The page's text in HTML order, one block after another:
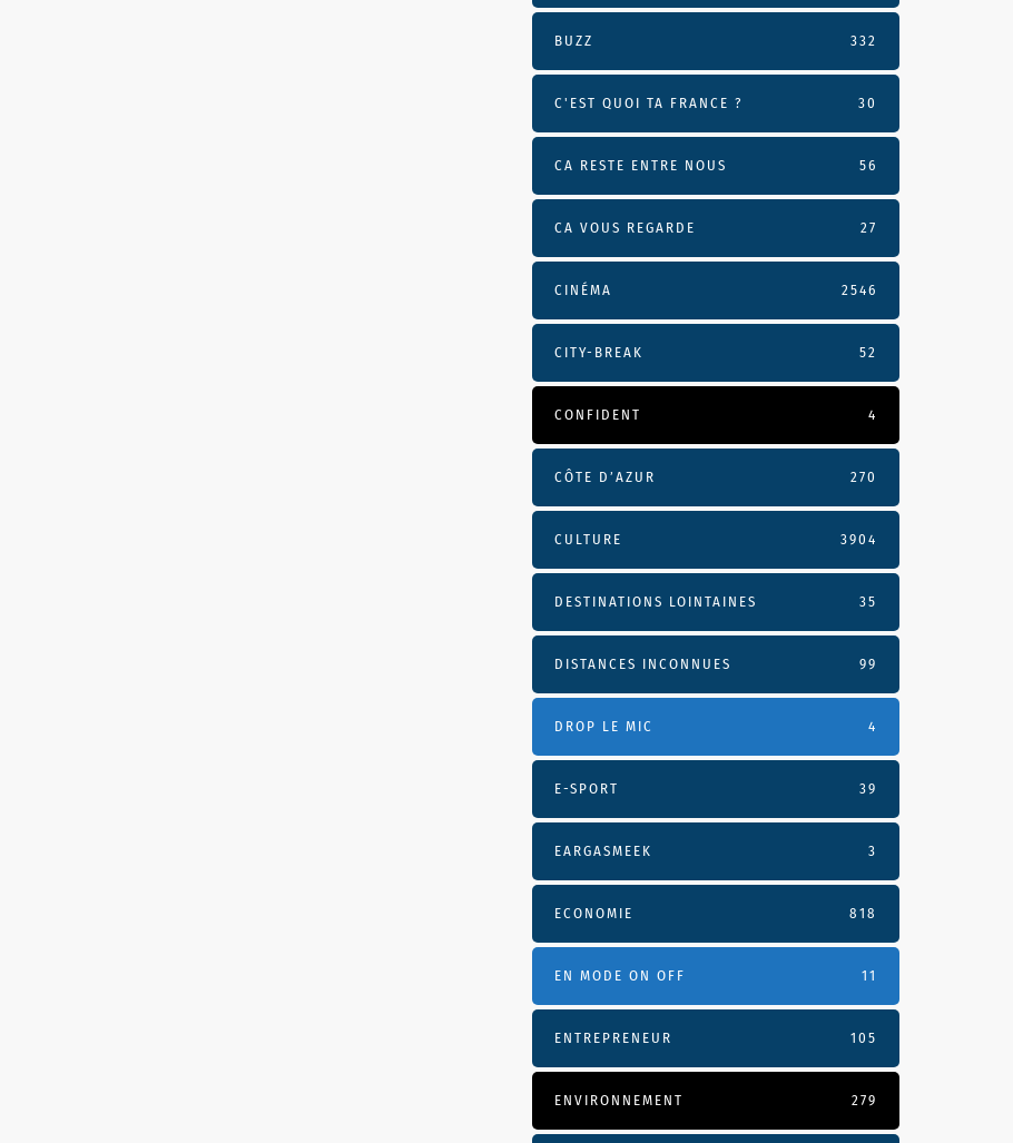
BUZZ 332
C'EST QUOI TA FRANCE ? 30
CA RESTE ENTRE NOUS 56
CA VOUS REGARDE 27
CINÉMA 2546
CITY-BREAK 52
CONFIDENT 4
CÔTE D’AZUR 270
CULTURE 3904
DESTINATIONS LOINTAINES 35
DISTANCES INCONNUES 99
DROP LE MIC 4
E-SPORT 39
EARGASMEEK 3
ECONOMIE 818
EN MODE ON OFF 11
ENTREPRENEUR 105
ENVIRONNEMENT 279